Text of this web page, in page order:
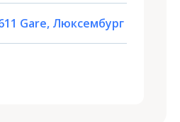
Gare, Люксембург